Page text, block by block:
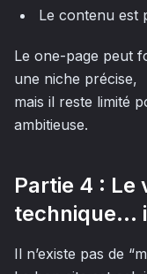
Le contenu est
Le one-page peut
une niche précise,
mais il reste limité
ambitieuse.
Partie 4 : Le
technique…
Il n’existe pas de